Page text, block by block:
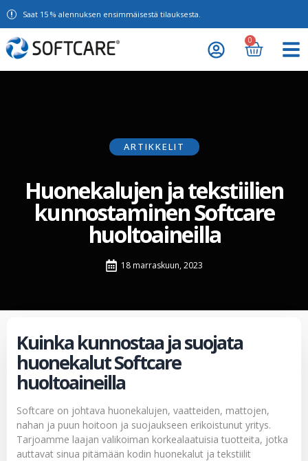
Saat 15 % alennuksen ensimmäisestä tilauksesta.
0
ARTIKKELIT
Huonekalujen ja tekstiilien
kunnostaminen Softcare
huoltoaineilla
18 marraskuun, 2023
Kuinka kunnostaa ja suojata
huonekalut Softcare
huoltoaineilla
Softcare on johtava huonekalujen, vaatteiden, mattojen,
nahan ja puun hoitoon ja suojaukseen erikoistunut yritys.
Tarjoamme laajan valikoiman korkealaatuisia tuotteita, jotka
auttavat sinua pitämään kodin huonekalut ja tekstiilit